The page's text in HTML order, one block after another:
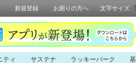
新規登録 お困りの方へ 文字サイズ
ティ サステナ ラッキーパーク